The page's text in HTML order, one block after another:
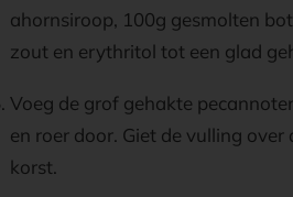
ahornsiroop, 100g gesmolten
zout en erythritol tot een glad
Voeg de grof gehakte
en roer door. Giet de vulling over
korst.